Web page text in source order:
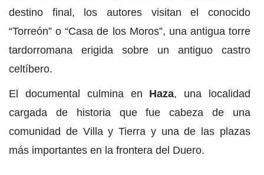
destino final, los autores visitan el conocido
“Torreón” o “Casa de los Moros”, una antigua torre
tardorromana erigida sobre un antiguo castro
celtíbero.
El documental culmina en Haza, una localidad
cargada de historia que fue cabeza de una
comunidad de Villa y Tierra y una de las plazas
más importantes en la frontera del Duero.